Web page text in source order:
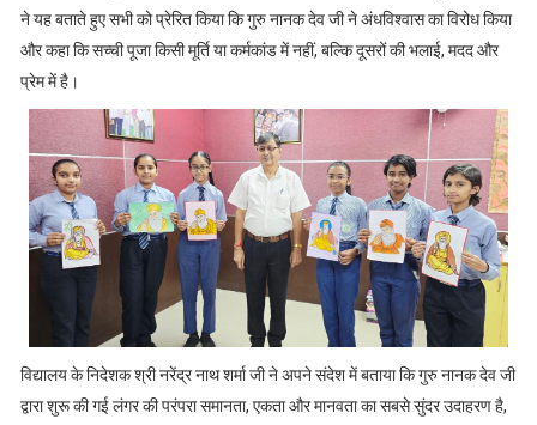
ने यह बताते हुए सभी को प्रेरित किया कि गुरु नानक देव जी ने अंधविश्वास का विरोध किया
और कहा कि सच्ची पूजा किसी मूर्ति या कर्मकांड में नहीं, बल्कि दूसरों की भलाई, मदद और
प्रेम में है।
विद्यालय के निदेशक श्री नरेंद्र नाथ शर्मा जी ने अपने संदेश में बताया कि गुरु नानक देव जी
द्वारा शुरू की गई लंगर की परंपरा समानता, एकता और मानवता का सबसे सुंदर उदाहरण है,